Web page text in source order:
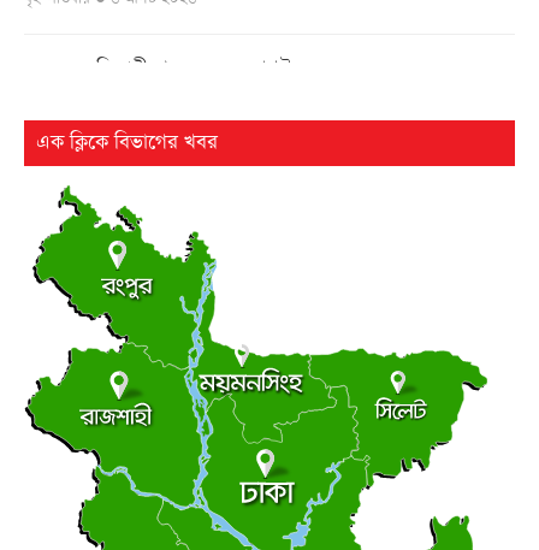
এসএসসি পরীক্ষার ফল ১০ আগস্ট
২৫ বছর পর ফের আলোচনায় কারিনা-বিপাশার চড়-কাণ্ড
বৃহস্পতিবার ● ৬ আগস্ট ২০২৬
●লংমার্চ ও মহাসমাবেশের ঘোষণা জামায়াত নেতৃত্বাধীন ১১ দলের
বৃহস্পতিবার ● ৬ আগস্ট ২০২৬
● ছাত্র রাজনীতি আধিপত্যের লড়াইয়ে ছাত্রদল-শিবির
বৃহস্পতিবার ● ৬ আগস্ট ২০২৬
সচিবালয়মুখী মিছিল, জামায়াত জোট পুলিশের মৃদু ধাক্কাধাক্কি
বৃহস্পতিবার ● ৬ আগস্ট ২০২৬
এক ক্লিকে বিভাগের খবর